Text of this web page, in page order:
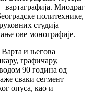
вартаграфија. Миодраг
политехнике,
студија
ове монографије.
и његова
графичару,
90 година од
сваки сегмент
опуса, као и